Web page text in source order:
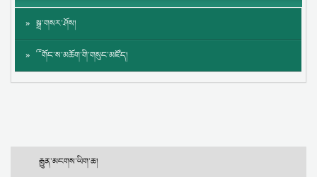
སྒྲ་གསར་ཤོས།
༸གོང་ས་མཆོག་གི་གསུང་མཛོད།
རྒྱུན་མངགས་ཡིག་ཆ།